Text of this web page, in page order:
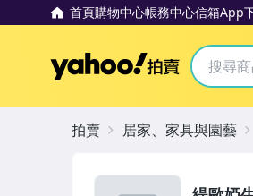
首頁購物中心帳務中心信箱App
Yahoo拍賣
拍賣 居家、家具與園藝